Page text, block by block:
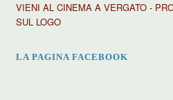
VIENI AL CINEMA A VERGATO -
SUL LOGO
LA PAGINA FACEBOOK